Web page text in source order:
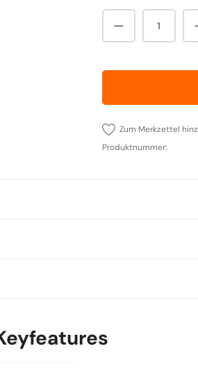
Produkt
Zum Merkzettel
Produktnummer: